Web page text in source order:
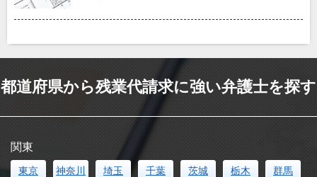
都道府県から残業代請求に強い弁護士を探す
関東
東京 神奈川 埼玉 千葉 茨城 栃木 群馬